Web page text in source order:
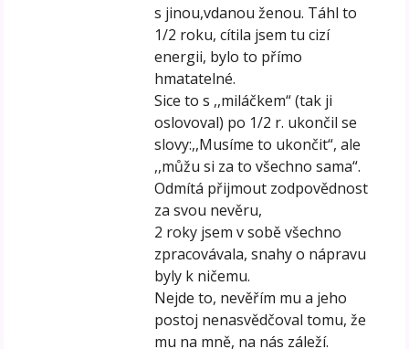
s jinou,vdanou ženou. Táhl to
1/2 roku, cítila jsem tu cizí
energii, bylo to přímo
hmatatelné.
Sice to s ,,miláčkem“ (tak ji
oslovoval) po 1/2 r. ukončil se
slovy:,,Musíme to ukončit“, ale
,,můžu si za to všechno sama“.
Odmítá přijmout zodpovědnost
za svou nevěru,
2 roky jsem v sobě všechno
zpracovávala, snahy o nápravu
byly k ničemu.
Nejde to, nevěřím mu a jeho
postoj nenasvědčoval tomu, že
mu na mně, na nás záleží.